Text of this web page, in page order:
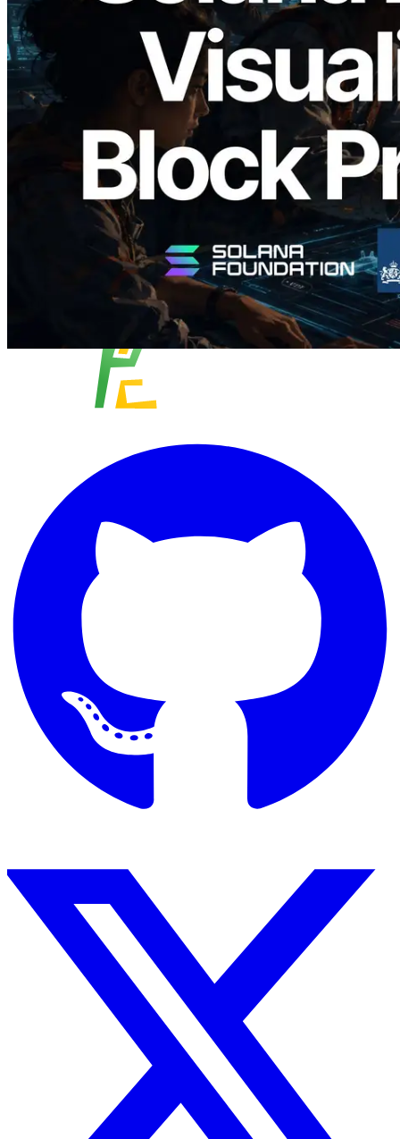
Validators Solutions lanza el Solana Block
Analyzer — Visualización del tiempo de
producción de bloque por slot y del
Validador asignado
Leer este artículo